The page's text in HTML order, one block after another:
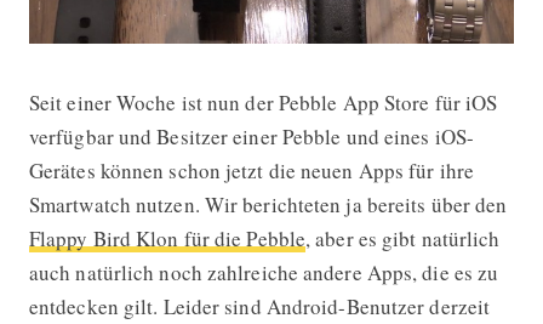
Was ist mit dem Pebble App Store
Seit einer Woche ist nun der Pebble App Store für iOS
verfügbar und Besitzer einer Pebble und eines iOS-
Gerätes können schon jetzt die neuen Apps für ihre
Smartwatch nutzen. Wir berichteten ja bereits über den
Flappy Bird Klon für die Pebble, aber es gibt natürlich
auch natürlich noch zahlreiche andere Apps, die es zu
entdecken gilt. Leider sind Android-Benutzer derzeit